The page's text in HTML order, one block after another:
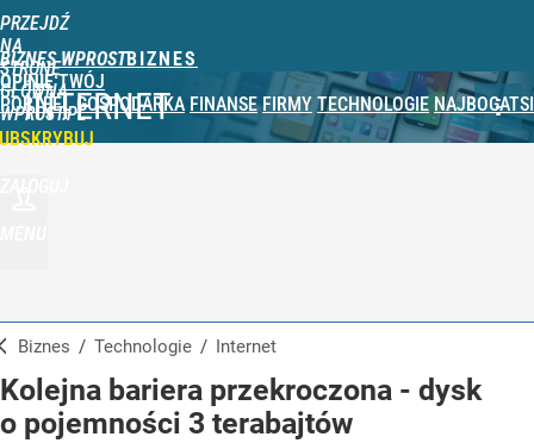
PRZEJDŹ
NA
STRONĘ
GŁÓWNĄ
WPROST.PL
BIZNES WPROST
OPINIE TWÓJ
PORTFEL GOSPODARKA FINANSE FIRMY TECHNOLOGIE NAJBOGATSI
INTERNET
Biznes / Technologie / Internet
Kolejna bariera przekroczona - dysk
o pojemności 3 terabajtów